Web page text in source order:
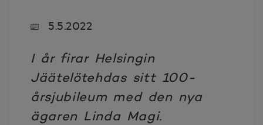
5.5.2022
I år firar Helsingin
Jäätelötehdas sitt 100-
årsjubileum med den nya
ägaren Linda Magi.